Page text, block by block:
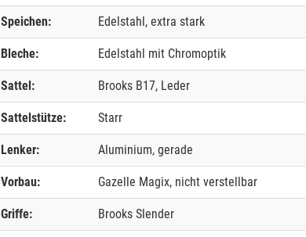
Speichen: Edelstahl, extra stark
Bleche: Edelstahl mit Chromoptik
Sattel: Brooks B17, Leder
Sattelstütze: Starr
Lenker: Aluminium, gerade
Vorbau: Gazelle Magix, nicht verstellbar
Griffe: Brooks Slender